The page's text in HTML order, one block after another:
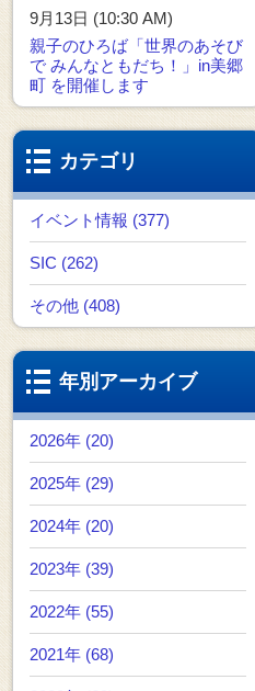
9月13日 (10:30 AM)
親子のひろば「世界のあそび
で みんなともだち！」in美郷
町 を開催します
カテゴリ
イベント情報 (377)
SIC (262)
その他 (408)
年別アーカイブ
2026年 (20)
2025年 (29)
2024年 (20)
2023年 (39)
2022年 (55)
2021年 (68)